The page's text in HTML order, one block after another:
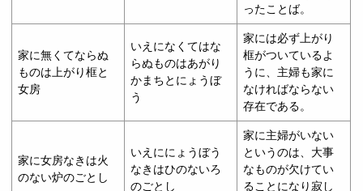
ったことば。
家に無くてならぬ
ものは上がり框と
女房
いえになくてはな
らぬものはあがり
かまちとにょうぼ
う
家には必ず上がり
框がついているよ
うに、主婦も家に
なければならない
存在である。
家に女房なきは火
のない炉のごとし
いえににょうぼう
なきはひのないろ
のごとし
家に主婦がいない
というのは、大事
なものが欠けてい
ることになり寂し